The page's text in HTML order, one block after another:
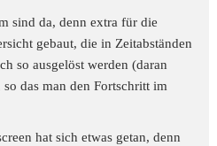
sind da, denn extra für die
gebaut, die in Zeitabständen
so ausgelöst werden (daran
das man den Fortschritt im
hat sich etwas getan, denn